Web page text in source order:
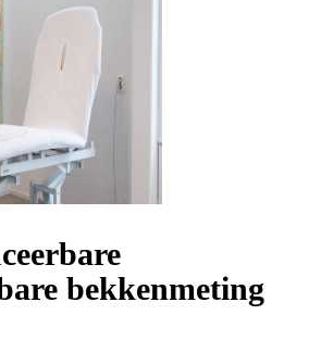
bekkenmeting